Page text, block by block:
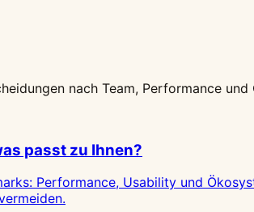
nach Team, Performance und
passt zu Ihnen?
Performance, Usability und